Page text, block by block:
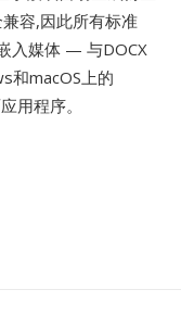
容,因此所有标准
入媒体 — 与DOCX
和macOS上的
用程序。